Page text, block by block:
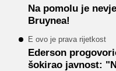
Na pomolu je
Bruynea!
E ovo je prava rijetkost
Ederson
šokirao javnost: